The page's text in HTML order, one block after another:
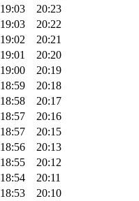
19:03
20:23
19:03
20:22
19:02
20:21
19:01
20:20
19:00
20:19
18:59
20:18
18:58
20:17
18:57
20:16
18:57
20:15
18:56
20:13
18:55
20:12
18:54
20:11
18:53
20:10